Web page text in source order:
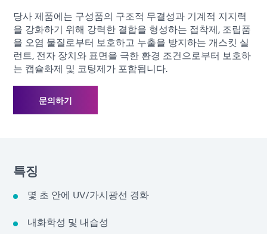
당사 제품에는 구성품의 구조적 무결성과 기계적 지지력
을 강화하기 위해 강력한 결합을 형성하는 접착제, 조립품
을 오염 물질로부터 보호하고 누출을 방지하는 개스킷 실
런트, 전자 장치와 표면을 극한 환경 조건으로부터 보호하
는 캡슐화제 및 코팅제가 포함됩니다.
문의하기
특징
몇 초 안에 UV/가시광선 경화
내화학성 및 내습성